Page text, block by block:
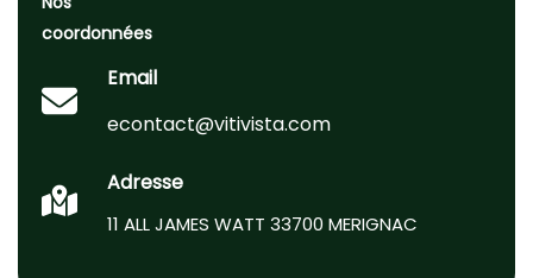
coordonnées
Email
econtact@vitivista.com
Adresse
11 ALL JAMES WATT 33700 MERIGNAC